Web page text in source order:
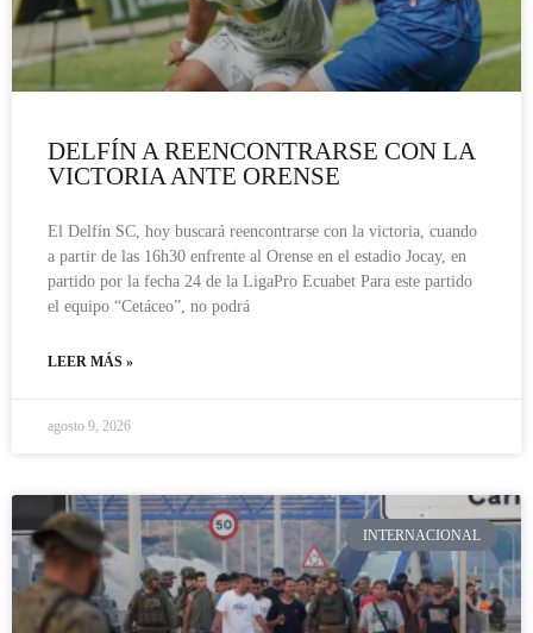
DELFÍN A REENCONTRARSE CON LA
VICTORIA ANTE ORENSE
El Delfín SC, hoy buscará reencontrarse con la victoria, cuando
a partir de las 16h30 enfrente al Orense en el estadio Jocay, en
partido por la fecha 24 de la LigaPro Ecuabet Para este partido
el equipo “Cetáceo”, no podrá
LEER MÁS »
agosto 9, 2026
INTERNACIONAL